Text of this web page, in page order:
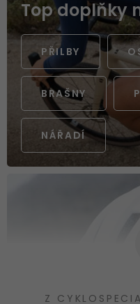
Top doplňky
PŘILBY
BRAŠNY
NÁŘADÍ
Z